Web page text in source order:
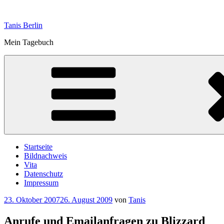
springen
Tanis Berlin
Mein Tagebuch
Startseite
Bildnachweis
Vita
Datenschutz
Impressum
Veröffentlicht
23. Oktober 200726. August 2009 von Tanis
Anrufe und Emailanfragen zu Blizzard